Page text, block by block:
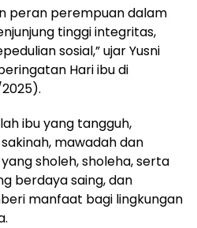
peran perempuan dalam
tinggi integritas,
sosial,” ujar Yusni
Hari ibu di
ibu yang tangguh,
mawadah dan
sholeh, sholeha, serta
berdaya saing, dan
manfaat bagi lingkungan